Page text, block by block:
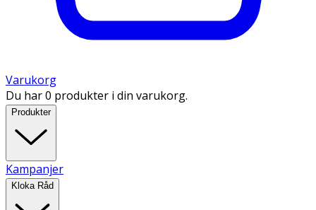
Varukorg
Du har 0 produkter i din varukorg.
Produkter
Kampanjer
Kloka Råd